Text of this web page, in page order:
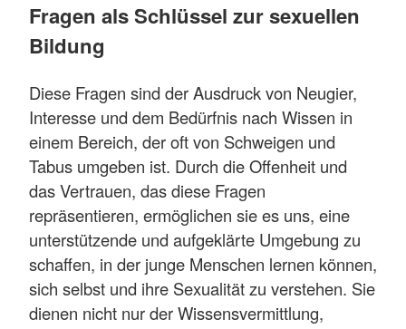
Fragen als Schlüssel zur sexuellen
Bildung
Diese Fragen sind der Ausdruck von Neugier,
Interesse und dem Bedürfnis nach Wissen in
einem Bereich, der oft von Schweigen und
Tabus umgeben ist. Durch die Offenheit und
das Vertrauen, das diese Fragen
repräsentieren, ermöglichen sie es uns, eine
unterstützende und aufgeklärte Umgebung zu
schaffen, in der junge Menschen lernen können,
sich selbst und ihre Sexualität zu verstehen. Sie
dienen nicht nur der Wissensvermittlung,